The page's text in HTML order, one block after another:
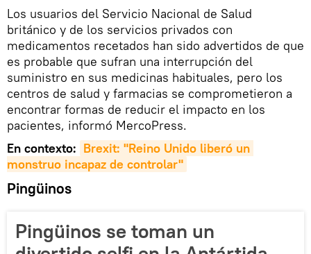
Los usuarios del Servicio Nacional de Salud
británico y de los servicios privados con
medicamentos recetados han sido advertidos de que
es probable que sufran una interrupción del
suministro en sus medicinas habituales, pero los
centros de salud y farmacias se comprometieron a
encontrar formas de reducir el impacto en los
pacientes, informó MercoPress.
En contexto: Brexit: "Reino Unido liberó un
monstruo incapaz de controlar"
Pingüinos
Pingüinos se toman un